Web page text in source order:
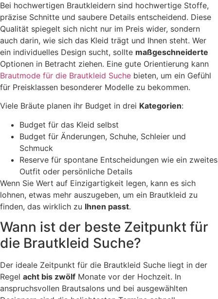
Bei hochwertigen Brautkleidern sind hochwertige Stoffe,
präzise Schnitte und saubere Details entscheidend. Diese
Qualität spiegelt sich nicht nur im Preis wider, sondern
auch darin, wie sich das Kleid trägt und Ihnen steht. Wer
ein individuelles Design sucht, sollte maßgeschneiderte
Optionen in Betracht ziehen. Eine gute Orientierung kann
Brautmode für die Brautkleid Suche bieten, um ein Gefühl
für Preisklassen besonderer Modelle zu bekommen.
Viele Bräute planen ihr Budget in drei Kategorien:
Budget für das Kleid selbst
Budget für Änderungen, Schuhe, Schleier und
Schmuck
Reserve für spontane Entscheidungen wie ein zweites
Outfit oder persönliche Details
Wenn Sie Wert auf Einzigartigkeit legen, kann es sich
lohnen, etwas mehr auszugeben, um ein Brautkleid zu
finden, das wirklich zu Ihnen passt.
Wann ist der beste Zeitpunkt für
die Brautkleid Suche?
Der ideale Zeitpunkt für die Brautkleid Suche liegt in der
Regel acht bis zwölf Monate vor der Hochzeit. In
anspruchsvollen Brautsalons und bei ausgewählten